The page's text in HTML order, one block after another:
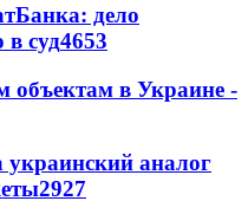
дело
суд4653
объектам в Украине -
украинский аналог
2927